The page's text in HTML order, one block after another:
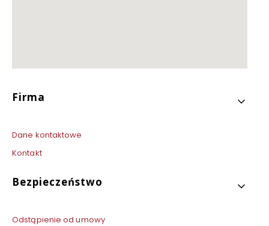
Linki w stopce
Firma
Dane kontaktowe
Kontakt
Bezpieczeństwo
Odstąpienie od umowy